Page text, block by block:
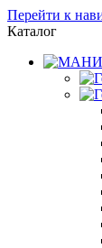
Перейти к
Каталог